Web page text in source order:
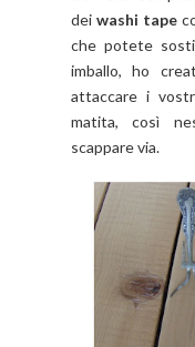
dei washi tape
che potete
imballo, ho
attaccare i
matita, così
scappare via.